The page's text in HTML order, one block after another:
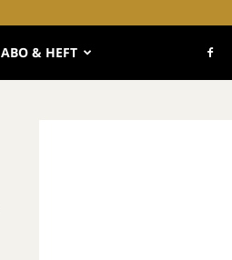
ABO & HEFT